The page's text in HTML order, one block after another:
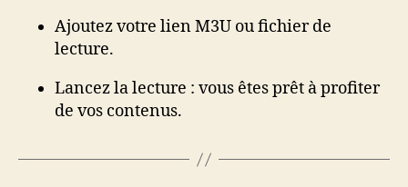
Ajoutez votre lien M3U ou fichier de
lecture.
Lancez la lecture : vous êtes prêt à profiter
de vos contenus.